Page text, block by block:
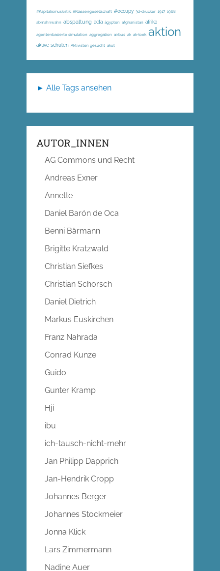
#Kapitalismuskritik; #Klassengesellschaft #occupy 3d-drucker 1917 1968
abmahnwahn abspaltung acta ägypten afghanistan afrika
agentenbasierte simulation aggregation airbus ak ak-loek aktion
aktive schulen Aktivisten gesucht akut
► Alle Tags ansehen
AUTOR_INNEN
AG Commons und Recht
Andreas Exner
Annette
Daniel Barón de Oca
Benni Bärmann
Brigitte Kratzwald
Christian Siefkes
Christian Schorsch
Daniel Dietrich
Markus Euskirchen
Franz Nahrada
Conrad Kunze
Guido
Gunter Kramp
Hji
ibu
ich-tausch-nicht-mehr
Jan Philipp Dapprich
Jan-Hendrik Cropp
Johannes Berger
Johannes Stockmeier
Jonna Klick
Lars Zimmermann
Nadine Auer